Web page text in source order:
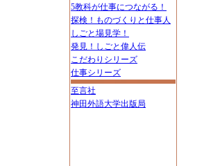
5教科が仕事につながる！
探検！ものづくりと仕事人
しごと場見学！
発見！しごと偉人伝
こだわりシリーズ
仕事シリーズ
至言社
神田外語大学出版局